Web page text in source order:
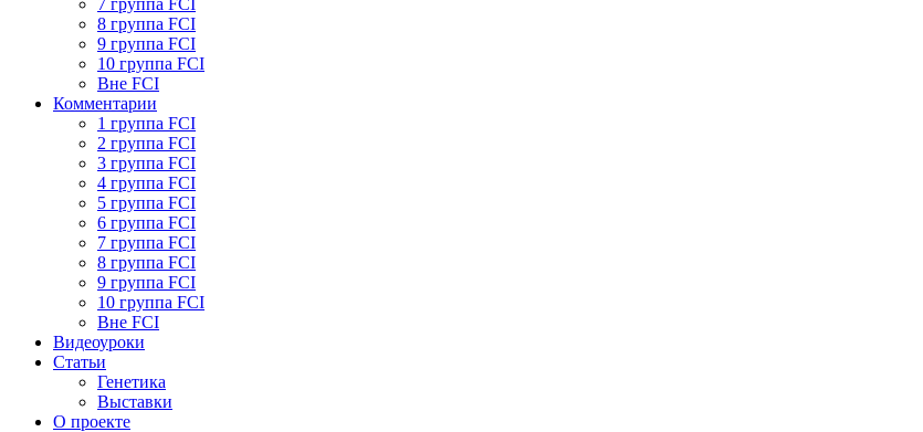
7 группа FCI
8 группа FCI
9 группа FCI
10 группа FCI
Вне FCI
Комментарии
1 группа FCI
2 группа FCI
3 группа FCI
4 группа FCI
5 группа FCI
6 группа FCI
7 группа FCI
8 группа FCI
9 группа FCI
10 группа FCI
Вне FCI
Видеоуроки
Статьи
Генетика
Выставки
О проекте